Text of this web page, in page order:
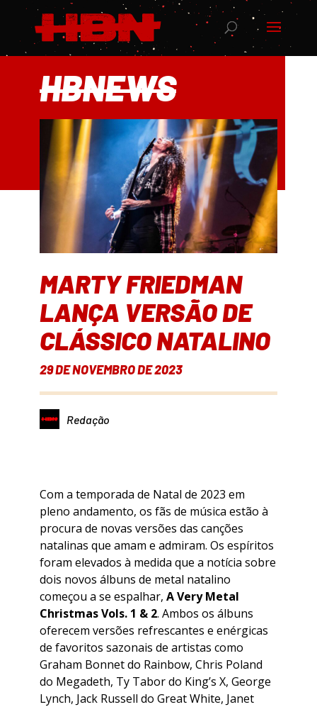
HBNEWS
MARTY FRIEDMAN
LANÇA VERSÃO DE
CLÁSSICO NATALINO
29 DE NOVEMBRO DE 2023
Redação
Com a temporada de Natal de 2023 em
pleno andamento, os fãs de música estão à
procura de novas versões das canções
natalinas que amam e admiram. Os espíritos
foram elevados à medida que a notícia sobre
dois novos álbuns de metal natalino
começou a se espalhar, A Very Metal
Christmas Vols. 1 & 2. Ambos os álbuns
oferecem versões refrescantes e enérgicas
de favoritos sazonais de artistas como
Graham Bonnet do Rainbow, Chris Poland
do Megadeth, Ty Tabor do King’s X, George
Lynch, Jack Russell do Great White, Janet